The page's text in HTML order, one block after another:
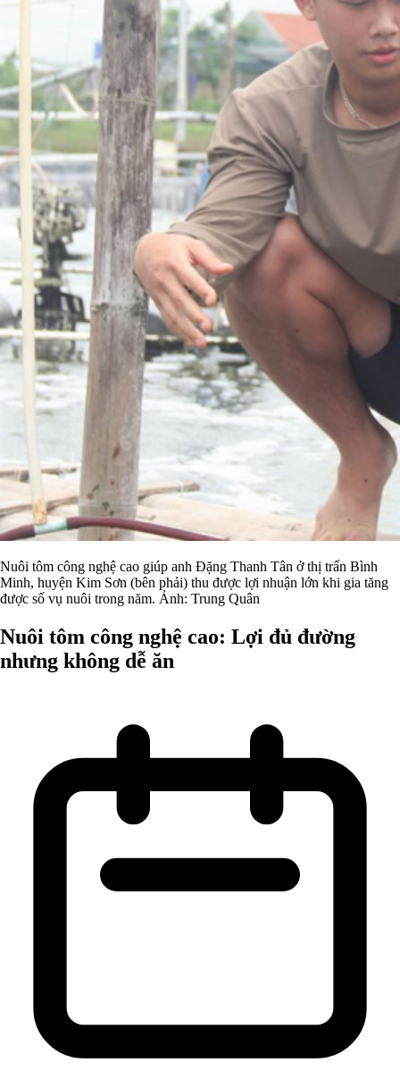
Nuôi tôm công nghệ cao giúp anh Đặng Thanh Tân ở thị trấn Bình
Minh, huyện Kim Sơn (bên phải) thu được lợi nhuận lớn khi gia tăng
được số vụ nuôi trong năm. Ảnh: Trung Quân
Nuôi tôm công nghệ cao: Lợi đủ đường
nhưng không dễ ăn